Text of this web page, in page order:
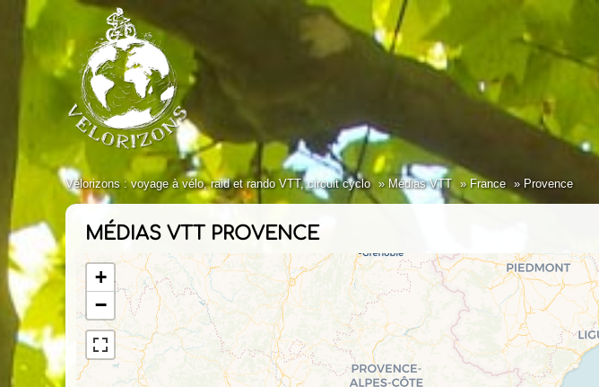
Vélorizons : voyage à vélo, raid et rando VTT, circuit cyclo Médias VTT France Provence
MÉDIAS VTT PROVENCE
+
−